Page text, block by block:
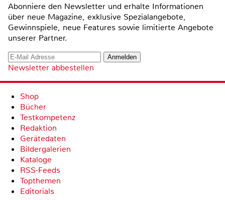
Abonniere den Newsletter und erhalte Informationen
über neue Magazine, exklusive Spezialangebote,
Gewinnspiele, neue Features sowie limitierte Angebote
unserer Partner.
Newsletter abbestellen
Shop
Bücher
Testkompetenz
Redaktion
Gerätedaten
Bildergalerien
Kataloge
RSS-Feeds
Topthemen
Editorials